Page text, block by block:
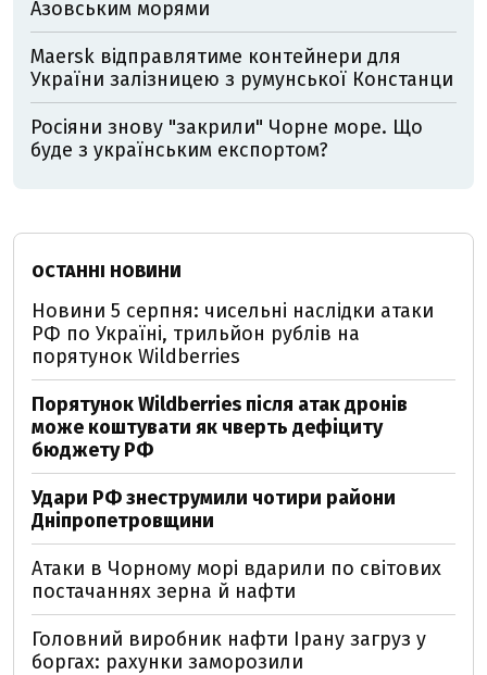
Азовським морями
Maersk відправлятиме контейнери для
України залізницею з румунської Констанци
Росіяни знову "закрили" Чорне море. Що
буде з українським експортом?
ОСТАННІ НОВИНИ
Новини 5 серпня: чисельні наслідки атаки
РФ по Україні, трильйон рублів на
порятунок Wildberries
Порятунок Wildberries після атак дронів
може коштувати як чверть дефіциту
бюджету РФ
Удари РФ знеструмили чотири райони
Дніпропетровщини
Атаки в Чорному морі вдарили по світових
постачаннях зерна й нафти
Головний виробник нафти Ірану загруз у
боргах: рахунки заморозили